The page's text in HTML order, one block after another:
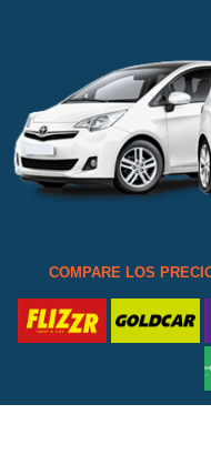
COMPARE LOS